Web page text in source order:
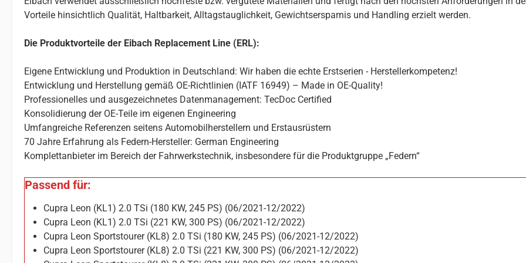
Vorteile hinsichtlich Qualität, Haltbarkeit, Alltagstauglichkeit, Gewichtsersparnis und Handling erzielt werden.
Die Produktvorteile der Eibach Replacement Line (ERL):
Eigene Entwicklung und Produktion in Deutschland: Wir haben die echte Erstserien - Herstellerkompetenz!
Entwicklung und Herstellung gemäß OE-Richtlinien (IATF 16949) – Made in OE-Quality!
Professionelles und ausgezeichnetes Datenmanagement: TecDoc Certified
Konsolidierung der OE-Teile im eigenen Engineering
Umfangreiche Referenzen seitens Automobilherstellern und Erstausrüstern
70 Jahre Erfahrung als Federn-Hersteller: German Engineering
Komplettanbieter im Bereich der Fahrwerkstechnik, insbesondere für die Produktgruppe „Federn“
Passend für:
Cupra Leon (KL1) 2.0 TSi (180 KW, 245 PS) (06/2021-12/2022)
Cupra Leon (KL1) 2.0 TSi (221 KW, 300 PS) (06/2021-12/2022)
Cupra Leon Sportstourer (KL8) 2.0 TSi (180 KW, 245 PS) (06/2021-12/2022)
Cupra Leon Sportstourer (KL8) 2.0 TSi (221 KW, 300 PS) (06/2021-12/2022)